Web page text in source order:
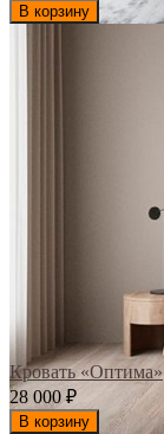
В корзину
Кровать «Оптима»
28 000 ₽
В корзину